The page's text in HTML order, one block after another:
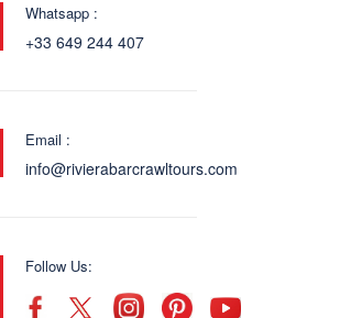
Whatsapp :
+33 649 244 407
Email :
info@rivierabarcrawltours.com
Follow Us: